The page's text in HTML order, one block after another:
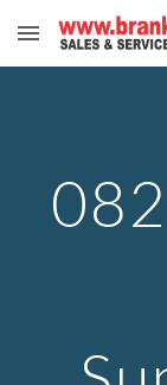
Skip to main